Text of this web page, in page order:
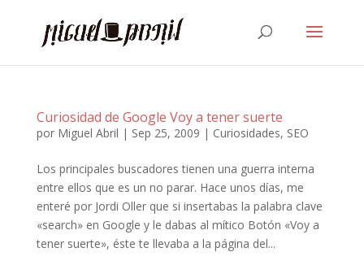
Curiosidad de Google Voy a tener suerte
por Miguel Abril | Sep 25, 2009 | Curiosidades, SEO
Los principales buscadores tienen una guerra interna
entre ellos que es un no parar. Hace unos días, me
enteré por Jordi Oller que si insertabas la palabra clave
«search» en Google y le dabas al mítico Botón «Voy a
tener suerte», éste te llevaba a la página del...